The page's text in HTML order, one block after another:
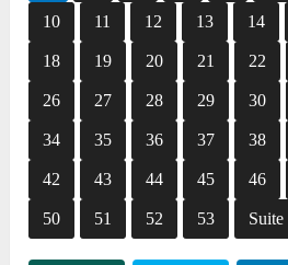
10 11 12 13 14
18 19 20 21 22
26 27 28 29 30
34 35 36 37 38
42 43 44 45 46
50 51 52 53 Suite